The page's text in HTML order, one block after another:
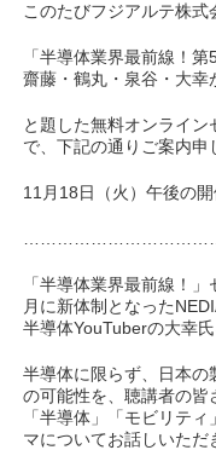
このたびフジアルテ株式
「半導体業界最前線！第
齋藤・鶴丸・泉谷・大幸
と題した無料オンライ
で、下記の通りご案内申
11月18日（火）午後の
「半導体業界最前線！
月に新体制となった
半導体YouTuberの大幸氏
半導体に限らず、日本の
の可能性を、聴講者の皆
「半導体」「モビリテ
マについてお話しいた